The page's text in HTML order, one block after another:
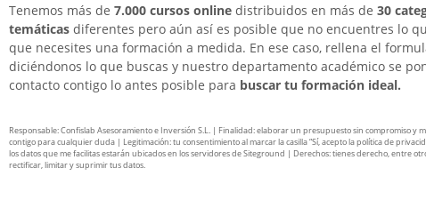
Tenemos más de 7.000 cursos online distribuidos en más de 30
temáticas diferentes pero aún así es posible que no encuentres lo
que necesites una formación a medida. En ese caso, rellena el
diciéndonos lo que buscas y nuestro departamento académico se
contacto contigo lo antes posible para buscar tu formación ideal.
Responsable: Confislab Asesoramiento e Inversión S.L. | Finalidad: elaborar un presupuesto sin compromiso y
contigo para cualquier duda | Legitimación: tu consentimiento al marcar la casilla “Sí, acepto la política de
los datos que me facilitas estarán ubicados en los servidores de Siteground | Derechos: tienes derecho, entre
rectificar, limitar y suprimir tus datos.